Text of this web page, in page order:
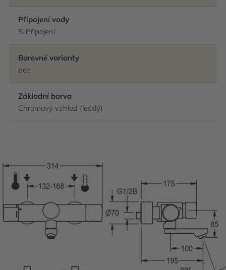
Připojení vody
S-Připojení
Barevné varianty
bez
Základní barva
Chromový vzhled (lesklý)